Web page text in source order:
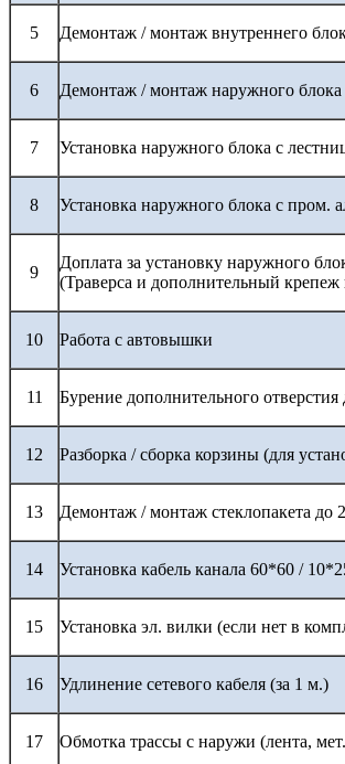
5 Демонтаж / монтаж внутреннего
6 Демонтаж / монтаж наружного
7 Установка наружного блока с
8 Установка наружного блока с пром.
9
Доплата за установку наружного
(Траверса и дополнительный крепеж
10 Работа с автовышки
11 Бурение дополнительного отверстия
12 Разборка / сборка корзины (для
13 Демонтаж / монтаж стеклопакета до
14 Установка кабель канала 60*60 /
15 Установка эл. вилки (если нет в
16 Удлинение сетевого кабеля (за 1 м.)
17 Обмотка трассы с наружи (лента,